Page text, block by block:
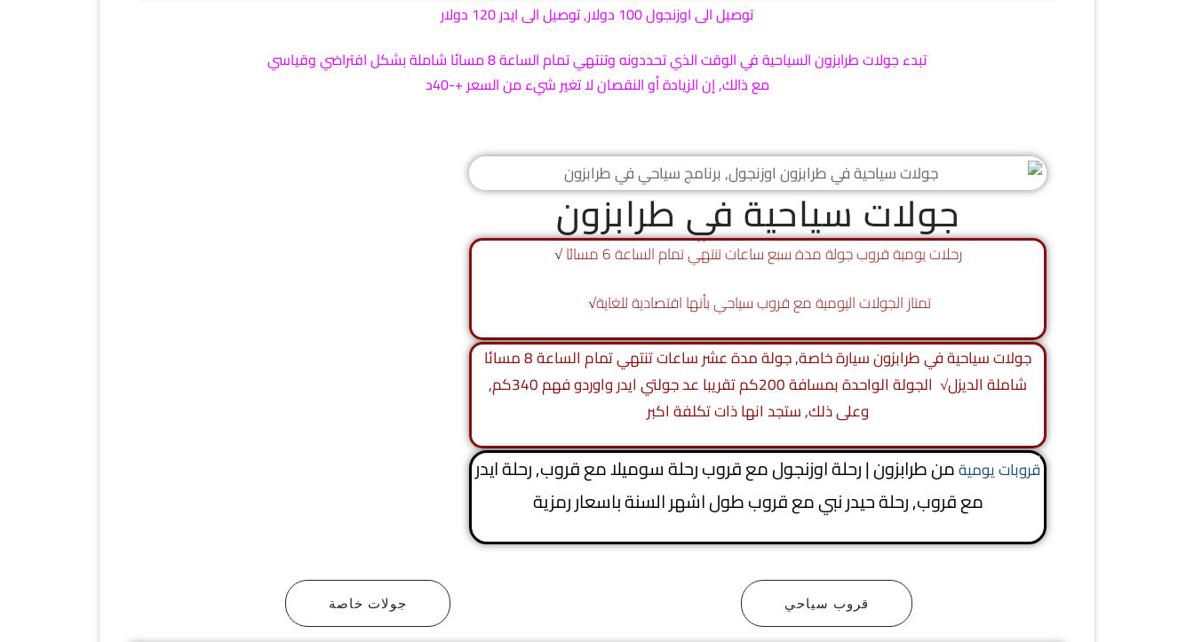
توصيل الى اوزنجول 100 دولار, توصيل الى ايدر 120 دولار
تبدء جولات طرابزون السياحية في الوقت الذي تحددونه وتنتهي تمام الساعة 8 مسائا شاملة بشكل افتراضي وقياسي
مع ذالك, إن الزيادة أو النقصان لا تغير شيء من السعر +-40د
جولات سياحية في طرابزون
رحلات يومية قروب جولة مدة سبع ساعات تنتهي تمام الساعة 6 مسائا √
تمتاز الجولات اليومية مع قروب سياحي بأنها اقتصادية للغاية√
جولات سياحية في طرابزون سيارة خاصة, جولة مدة عشر ساعات تنتهي تمام الساعة 8 مسائا
شاملة الديزل√ الجولة الواحدة بمسافة 200كم تقريبا عد جولتي ايدر واوردو فهم 340كم,
وعلى ذلك, ستجد انها ذات تكلفة اكبر
قروبات يوميةمن طرابزون | رحلة اوزنجول مع قروب رحلة سوميلا مع قروب, رحلة ايدر
مع قروب, رحلة حيدر نبي مع قروب طول اشهر السنة باسعار رمزية
قروب سياحي جولات خاصة